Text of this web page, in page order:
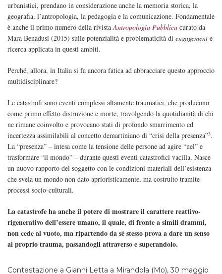
urbanistici, prendano in considerazione anche la memoria storica, la
geografia, l’antropologia, la pedagogia e la comunicazione. Fondamentale
è anche il primo numero della rivistaAntropologia Pubblica curato da
Mara Benadusi (2015) sulle potenzialità e problematicità di engagement e
ricerca applicata in questi ambiti.
Perché, allora, in Italia si fa ancora fatica ad abbracciare questo approccio
multidisciplinare?
Le catastrofi sono eventi complessi altamente traumatici, che producono
come primo effetto distruzione e morte, travolgendo la quotidianità di chi
ne rimane coinvolto e provocano stati di profondo smarrimento ed
incertezza assimilabili al concetto demartiniano di “crisi della presenza”3.
La “presenza” – intesa come la tensione delle persone ad agire “nel” e
trasformare “il mondo” – durante questi eventi catastrofici vacilla. Nasce
un nuovo rapporto del soggetto con le condizioni materiali dell’esistenza
che svela un mondo non dato aprioristicamente, ma costruito tramite
processi socio-culturali.
La catastrofe ha anche il potere di mostrare il carattere reattivo-
rigenerativo dell’essere umano, il quale, di fronte a simili drammi,
non cede al vuoto, ma ripartendo da sé stesso prova a dare un senso
al proprio trauma, passandogli attraverso e superandolo.
Contestazione a Gianni Letta a Mirandola (Mo), 30 maggio